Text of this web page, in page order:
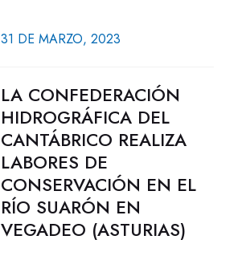
31 DE MARZO, 2023
LA CONFEDERACIÓN
HIDROGRÁFICA DEL
CANTÁBRICO REALIZA
LABORES DE
CONSERVACIÓN EN EL
RÍO SUARÓN EN
VEGADEO (ASTURIAS)